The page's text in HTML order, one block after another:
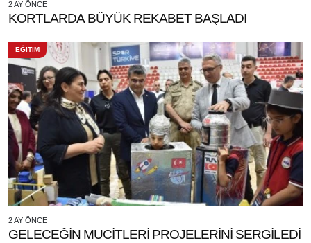
2 AY ÖNCE
KORTLARDA BÜYÜK REKABET BAŞLADI
EĞİTİM
2 AY ÖNCE
GELECEĞİN MUCİTLERİ PROJELERİNİ SERGİLEDİ